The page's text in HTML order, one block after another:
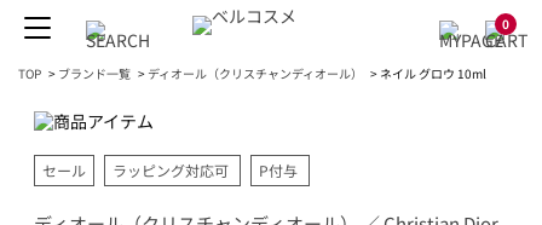
0
TOP > ブランド一覧 > ディオール（クリスチャンディオール） > ネイル グロウ 10ml
セール ラッピング対応可 P付与